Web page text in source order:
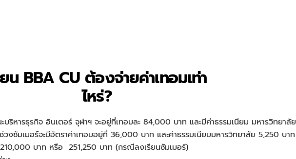
น BBA CU ต้องจ่ายค่าเทอมเท่า
ไหร่?
ริหารธุรกิจ อินเตอร์ จุฬาฯ จะอยู่ที่เทอมละ 84,000 บาท และมีค่าธรรมเนียม มหารวิทยาลัย
งซัมเมอร์จะมีอัตราค่าเทอมอยู่ที่ 36,000 บาท และค่าธรรมเนียมมหารวิทยาลัย 5,250 บาท
บาท หรือ 251,250 บาท (กรณีลงเรียนซัมเมอร์)